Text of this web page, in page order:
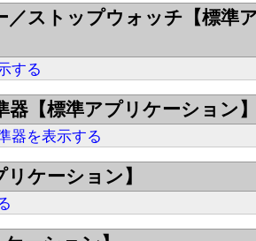
／ストップウォッチ【標準
する
器【標準アプリケーション
器を表示する
ケーション】